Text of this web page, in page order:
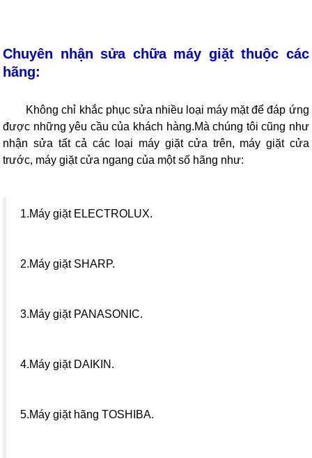
Chuyên nhận sửa chữa máy giặt thuộc các
hãng:
Không chỉ khắc phục sửa nhiều loại máy mặt để đáp ứng
được những yêu cầu của khách hàng.Mà chúng tôi cũng như
nhận sửa tất cả các loại máy giặt cửa trên, máy giặt cửa
trước, máy giặt cửa ngang của một số hãng như:
1.Máy giặt ELECTROLUX.
2.Máy giặt SHARP.
3.Máy giặt PANASONIC.
4.Máy giặt DAIKIN.
5.Máy giặt hãng TOSHIBA.